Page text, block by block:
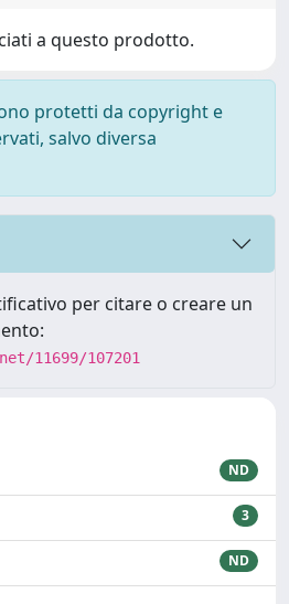
a questo prodotto.
protetti da copyright e
salvo diversa
per citare o creare un
11699/107201
ND
3
ND